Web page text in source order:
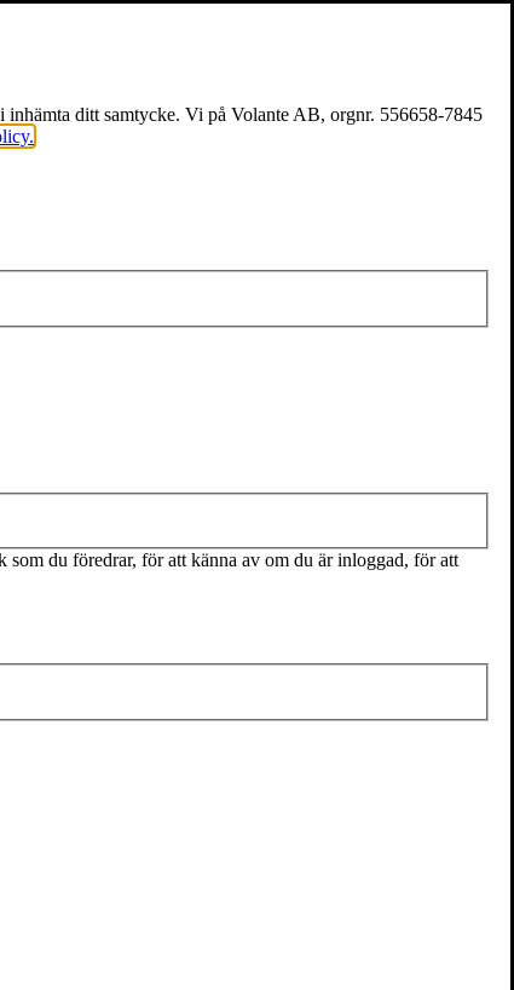
Stadsteatern i Stockholm, där han även varit en del av
inhämta ditt samtycke. Vi på Volante AB, orgnr. 556658-7845
som du föredrar, för att känna av om du är inloggad, för att